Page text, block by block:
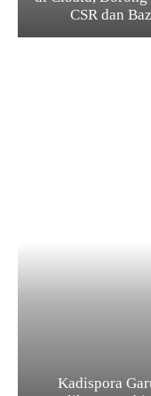
CSR dan
Kadispora